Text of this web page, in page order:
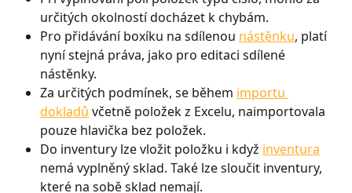
určitých okolností docházet k chybám.
Pro přidávání boxíku na sdílenou nástěnku, platí
nyní stejná práva, jako pro editaci sdílené
nástěnky.
Za určitých podmínek, se během importu
dokladů včetně položek z Excelu, naimportovala
pouze hlavička bez položek.
Do inventury lze vložit položku i když inventura
nemá vyplněný sklad. Také lze sloučit inventury,
které na sobě sklad nemají.